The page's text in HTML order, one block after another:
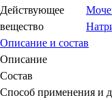
Действующее
вещество
Описание и состав
Описание
Состав
Способ применения и